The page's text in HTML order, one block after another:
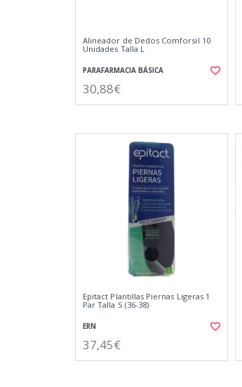
Alineador de Dedos Comforsil 10
Unidades Talla L
PARAFARMACIA BÁSICA
30,88€
Epitact Plantillas Piernas Ligeras 1
Par Talla S (36-38)
ERN
37,45€